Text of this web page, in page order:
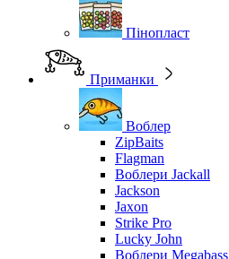
Пінопласт
Приманки
Воблер
ZipBaits
Flagman
Воблери Jackall
Jackson
Jaxon
Strike Pro
Lucky John
Воблери Megabass